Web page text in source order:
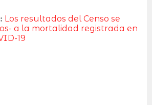
Los resultados del Censo se
a la mortalidad registrada en
19